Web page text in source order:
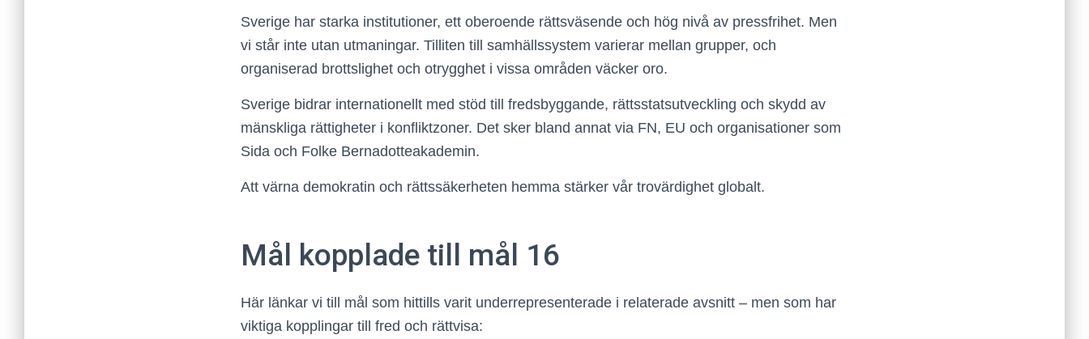
Sverige har starka institutioner, ett oberoende rättsväsende och hög nivå av pressfrihet. Men
vi står inte utan utmaningar. Tilliten till samhällssystem varierar mellan grupper, och
organiserad brottslighet och otrygghet i vissa områden väcker oro.
Sverige bidrar internationellt med stöd till fredsbyggande, rättsstatsutveckling och skydd av
mänskliga rättigheter i konfliktzoner. Det sker bland annat via FN, EU och organisationer som
Sida och Folke Bernadotteakademin.
Att värna demokratin och rättssäkerheten hemma stärker vår trovärdighet globalt.
Mål kopplade till mål 16
Här länkar vi till mål som hittills varit underrepresenterade i relaterade avsnitt – men som har
viktiga kopplingar till fred och rättvisa: